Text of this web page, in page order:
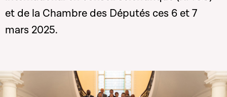
et de la Chambre des Députés ces 6 et 7
mars 2025.